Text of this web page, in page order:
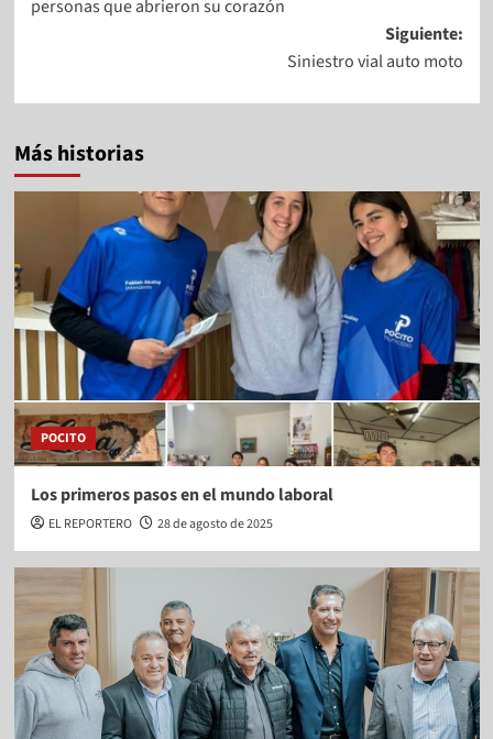
personas que abrieron su corazón
Siguiente:
Siniestro vial auto moto
Más historias
POCITO
Los primeros pasos en el mundo laboral
EL REPORTERO 28 de agosto de 2025